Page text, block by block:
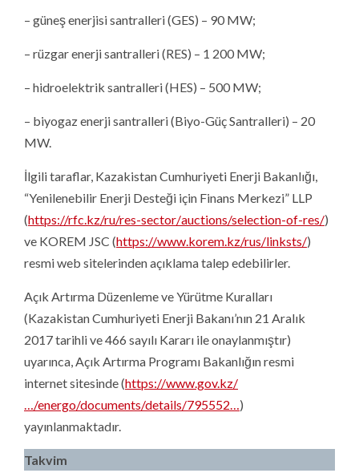
– güneş enerjisi santralleri (GES) – 90 MW;
– rüzgar enerji santralleri (RES) – 1 200 MW;
– hidroelektrik santralleri (HES) – 500 MW;
– biyogaz enerji santralleri (Biyo-Güç Santralleri) – 20
MW.
İlgili taraflar, Kazakistan Cumhuriyeti Enerji Bakanlığı,
“Yenilenebilir Enerji Desteği için Finans Merkezi” LLP
(https://rfc.kz/ru/res-sector/auctions/selection-of-res/)
ve KOREM JSC (https://www.korem.kz/rus/linksts/)
resmi web sitelerinden açıklama talep edebilirler.
Açık Artırma Düzenleme ve Yürütme Kuralları
(Kazakistan Cumhuriyeti Enerji Bakanı’nın 21 Aralık
2017 tarihli ve 466 sayılı Kararı ile onaylanmıştır)
uyarınca, Açık Artırma Programı Bakanlığın resmi
internet sitesinde (https://www.gov.kz/
…/energo/documents/details/795552…)
yayınlanmaktadır.
Takvim